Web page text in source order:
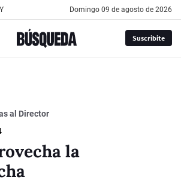
domingo 09 de agosto de 2026
Suscribite
al Director
la